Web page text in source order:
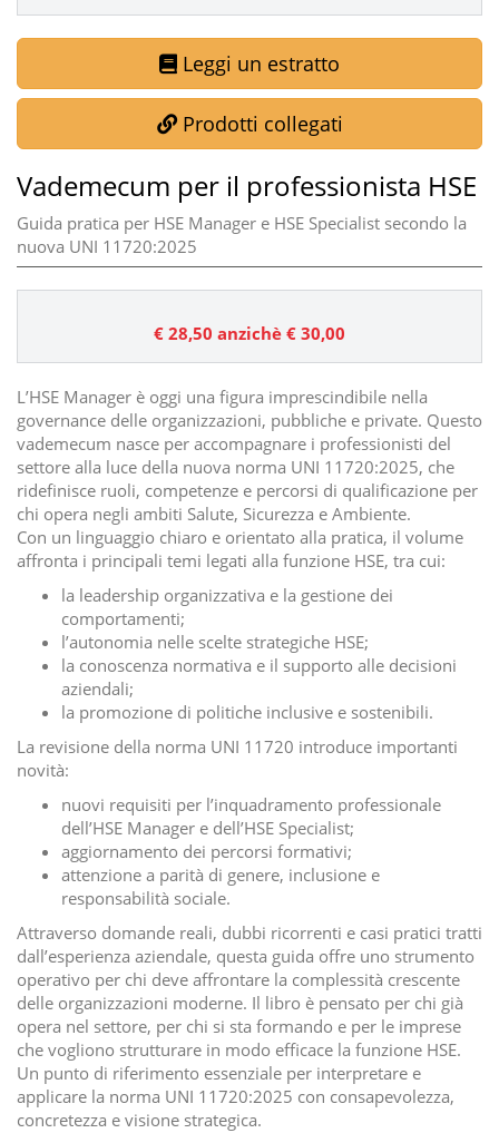
Leggi un estratto
Prodotti collegati
Vademecum per il professionista HSE
Guida pratica per HSE Manager e HSE Specialist secondo la
nuova UNI 11720:2025
€ 28,50 anzichè € 30,00
L’HSE Manager è oggi una figura imprescindibile nella
governance delle organizzazioni, pubbliche e private. Questo
vademecum nasce per accompagnare i professionisti del
settore alla luce della nuova norma UNI 11720:2025, che
ridefinisce ruoli, competenze e percorsi di qualificazione per
chi opera negli ambiti Salute, Sicurezza e Ambiente.
Con un linguaggio chiaro e orientato alla pratica, il volume
affronta i principali temi legati alla funzione HSE, tra cui:
la leadership organizzativa e la gestione dei
comportamenti;
l’autonomia nelle scelte strategiche HSE;
la conoscenza normativa e il supporto alle decisioni
aziendali;
la promozione di politiche inclusive e sostenibili.
La revisione della norma UNI 11720 introduce importanti
novità:
nuovi requisiti per l’inquadramento professionale
dell’HSE Manager e dell’HSE Specialist;
aggiornamento dei percorsi formativi;
attenzione a parità di genere, inclusione e
responsabilità sociale.
Attraverso domande reali, dubbi ricorrenti e casi pratici tratti
dall’esperienza aziendale, questa guida offre uno strumento
operativo per chi deve affrontare la complessità crescente
delle organizzazioni moderne. Il libro è pensato per chi già
opera nel settore, per chi si sta formando e per le imprese
che vogliono strutturare in modo efficace la funzione HSE.
Un punto di riferimento essenziale per interpretare e
applicare la norma UNI 11720:2025 con consapevolezza,
concretezza e visione strategica.